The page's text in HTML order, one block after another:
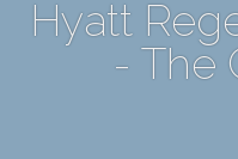
Hyatt
- The